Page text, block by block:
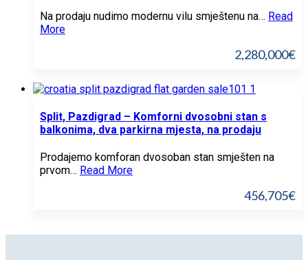
Na prodaju nudimo modernu vilu smještenu na… Read
More
2,280,000€
Split, Pazdigrad – Komforni dvosobni stan s
balkonima, dva parkirna mjesta, na prodaju
Prodajemo komforan dvosoban stan smješten na
prvom… Read More
456,705€